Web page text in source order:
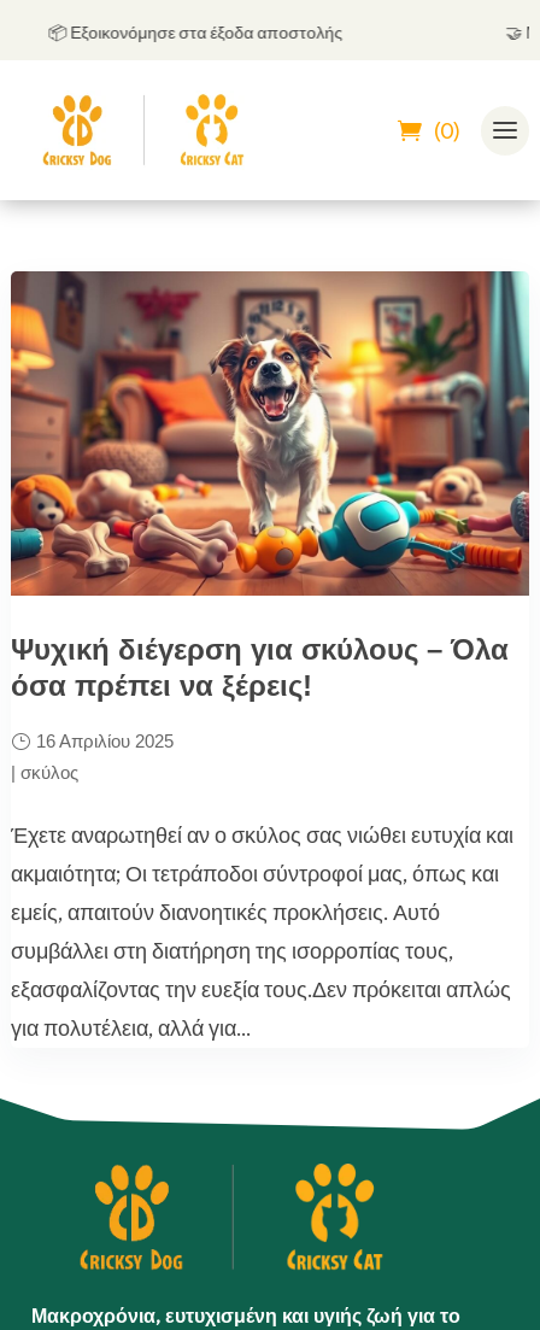
📦 Εξοικονόμησε στα έξοδα αποστολής
(0)
Ψυχική διέγερση για σκύλους – Όλα
όσα πρέπει να ξέρεις!
16 Απριλίου 2025
| σκύλος
Έχετε αναρωτηθεί αν ο σκύλος σας νιώθει ευτυχία και
ακμαιότητα; Οι τετράποδοι σύντροφοί μας, όπως και
εμείς, απαιτούν διανοητικές προκλήσεις. Αυτό
συμβάλλει στη διατήρηση της ισορροπίας τους,
εξασφαλίζοντας την ευεξία τους.Δεν πρόκειται απλώς
για πολυτέλεια, αλλά για...
Μακροχρόνια, ευτυχισμένη και υγιής ζωή για το